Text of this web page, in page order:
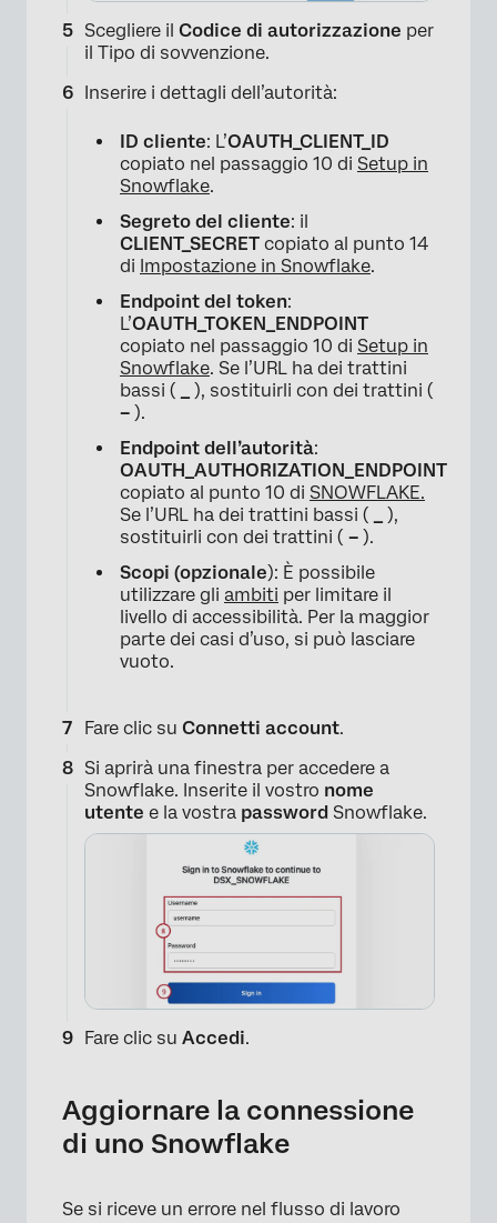
×
×
×
Scegliere il Codice di autorizzazione per
il Tipo di sovvenzione.
Inserire i dettagli dell’autorità:
ID cliente: L’OAUTH_CLIENT_ID
copiato nel passaggio 10 di Setup in
Snowflake.
Segreto del cliente: il
CLIENT_SECRET copiato al punto 14
di Impostazione in Snowflake.
Endpoint del token:
L’OAUTH_TOKEN_ENDPOINT
copiato nel passaggio 10 di Setup in
Snowflake. Se l’URL ha dei trattini
bassi (
), sostituirli con dei trattini (
– ).
Endpoint dell’autorità:
OAUTH_AUTHORIZATION_ENDPOINT
copiato al punto 10 di SNOWFLAKE.
Se l’URL ha dei trattini bassi (
),
sostituirli con dei trattini ( – ).
Scopi (opzionale): È possibile
utilizzare gli ambiti per limitare il
livello di accessibilità. Per la maggior
parte dei casi d’uso, si può lasciare
vuoto.
Fare clic su Connetti account.
Si aprirà una finestra per accedere a
Snowflake. Inserite il vostro nome
utente e la vostra password Snowflake.
Fare clic su Accedi.
Aggiornare la connessione
di uno Snowflake
Se si riceve un errore nel flusso di lavoro